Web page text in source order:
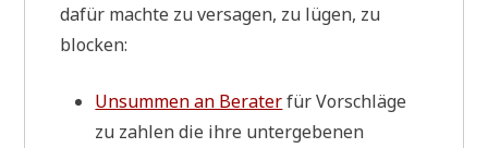
dafür mach­te zu ver­sa­gen, zu lügen, zu
blocken:
Unsum­men an Bera­terfür Vor­schlä­ge
zu zah­len die ihre unter­ge­be­nen